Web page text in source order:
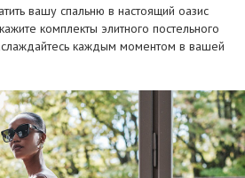
вашу спальню в настоящий оазис
комплекты элитного постельного
каждым моментом в вашей